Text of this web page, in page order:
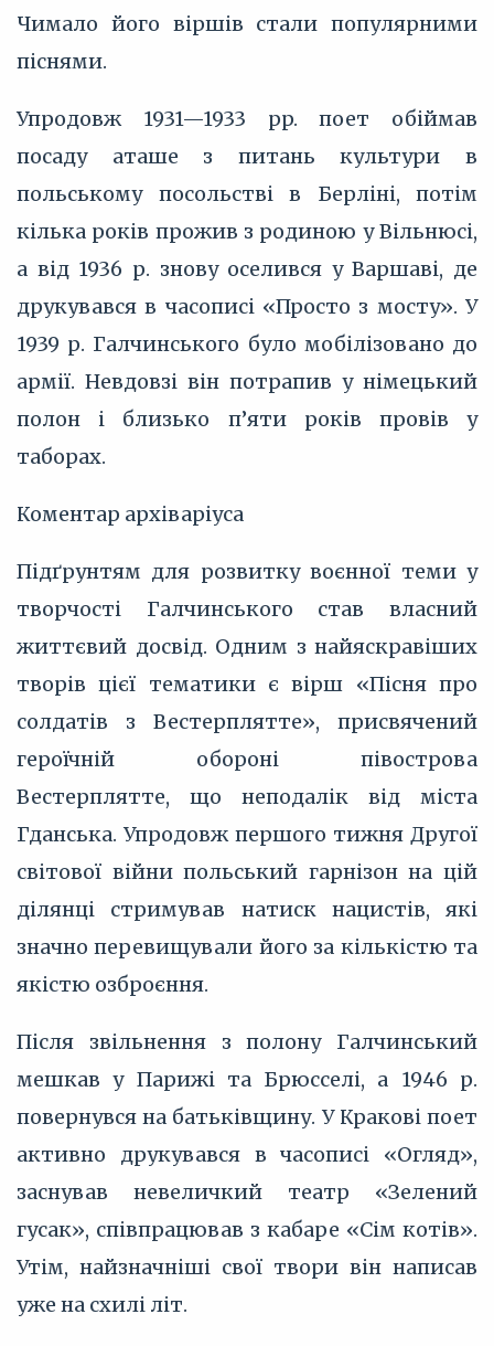
Чимало його віршів стали популярними
піснями.
Упродовж 1931—1933 pp. поет обіймав
посаду аташе з питань культури в
польському посольстві в Берліні, потім
кілька років прожив з родиною у Вільнюсі,
а від 1936 р. знову оселився у Варшаві, де
друкувався в часописі «Просто з мосту». У
1939 р. Галчинського було мобілізовано до
армії. Невдовзі він потрапив у німецький
полон і близько п’яти років провів у
таборах.
Коментар архіваріуса
Підґрунтям для розвитку воєнної теми у
творчості Галчинського став власний
життєвий досвід. Одним з найяскравіших
творів цієї тематики є вірш «Пісня про
солдатів з Вестерплятте», присвячений
героїчній обороні півострова
Вестерплятте, що неподалік від міста
Гданська. Упродовж першого тижня Другої
світової війни польський гарнізон на цій
ділянці стримував натиск нацистів, які
значно перевищували його за кількістю та
якістю озброєння.
Після звільнення з полону Галчинський
мешкав у Парижі та Брюсселі, а 1946 р.
повернувся на батьківщину. У Кракові поет
активно друкувався в часописі «Огляд»,
заснував невеличкий театр «Зелений
гусак», співпрацював з кабаре «Сім котів».
Утім, найзначніші свої твори він написав
уже на схилі літ.